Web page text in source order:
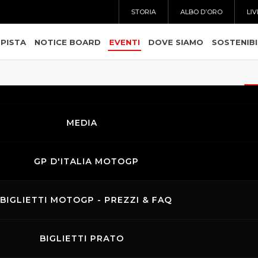
STORIA ALBO D’ORO
PISTA NOTICE BOARD EVENTI DOVE SIAMO
MEDIA
GP D'ITALIA MOTOGP
BIGLIETTI MOTOGP - PREZZI & FAQ
BIGLIETTI PRATO